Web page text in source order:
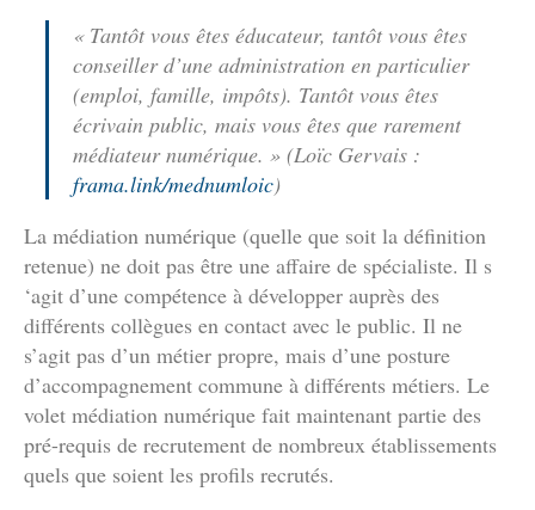
« Tantôt vous êtes éducateur, tantôt vous êtes
conseiller d’une administration en particulier
(emploi, famille, impôts). Tantôt vous êtes
écrivain public, mais vous êtes que rarement
médiateur numérique. » (Loïc Gervais :
frama.link/mednumloic)
La médiation numérique (quelle que soit la définition
retenue) ne doit pas être une affaire de spécialiste. Il s
‘agit d’une compétence à développer auprès des
différents collègues en contact avec le public. Il ne
s’agit pas d’un métier propre, mais d’une posture
d’accompagnement commune à différents métiers. Le
volet médiation numérique fait maintenant partie des
pré-requis de recrutement de nombreux établissements
quels que soient les profils recrutés.